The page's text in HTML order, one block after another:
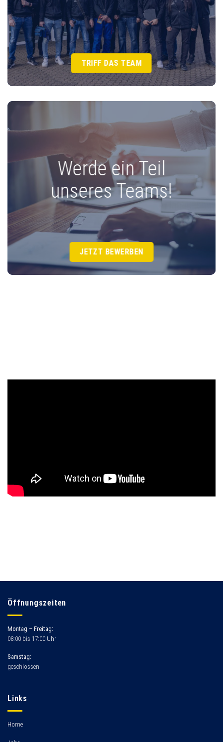
TRIFF DAS TEAM
Werde ein Teil
unseres Teams!
JETZT BEWERBEN
Öffnungszeiten
Montag – Freitag:
08:00 bis 17:00 Uhr
Samstag:
geschlossen
Links
Home